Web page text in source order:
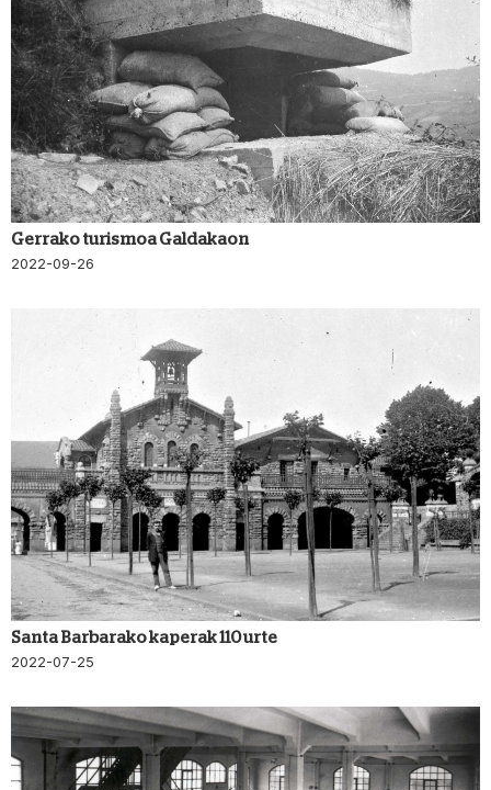
Gerrako turismoa Galdakaon
2022-09-26
Santa Barbarako kaperak 110 urte
2022-07-25